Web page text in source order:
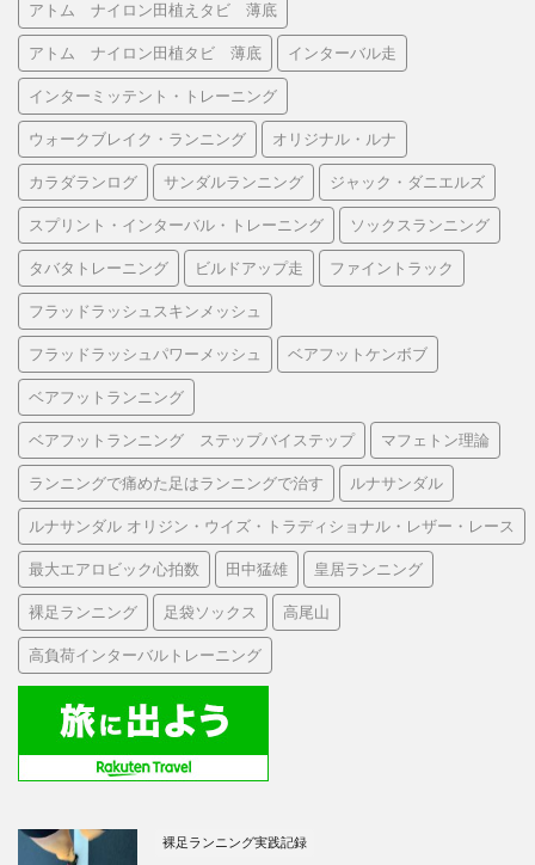
アトム ナイロン田植えタビ 薄底
アトム ナイロン田植タビ 薄底 インターバル走
インターミッテント・トレーニング
ウォークブレイク・ランニング オリジナル・ルナ
カラダランログ サンダルランニング ジャック・ダニエルズ
スプリント・インターバル・トレーニング ソックスランニング
タバタトレーニング ビルドアップ走 ファイントラック
フラッドラッシュスキンメッシュ
フラッドラッシュパワーメッシュ ベアフットケンボブ
ベアフットランニング
ベアフットランニング ステップバイステップ マフェトン理論
ランニングで痛めた足はランニングで治す ルナサンダル
ルナサンダル オリジン・ウイズ・トラディショナル・レザー・レース
最大エアロビック心拍数 田中猛雄 皇居ランニング
裸足ランニング 足袋ソックス 高尾山
高負荷インターバルトレーニング
裸足ランニング実践記録